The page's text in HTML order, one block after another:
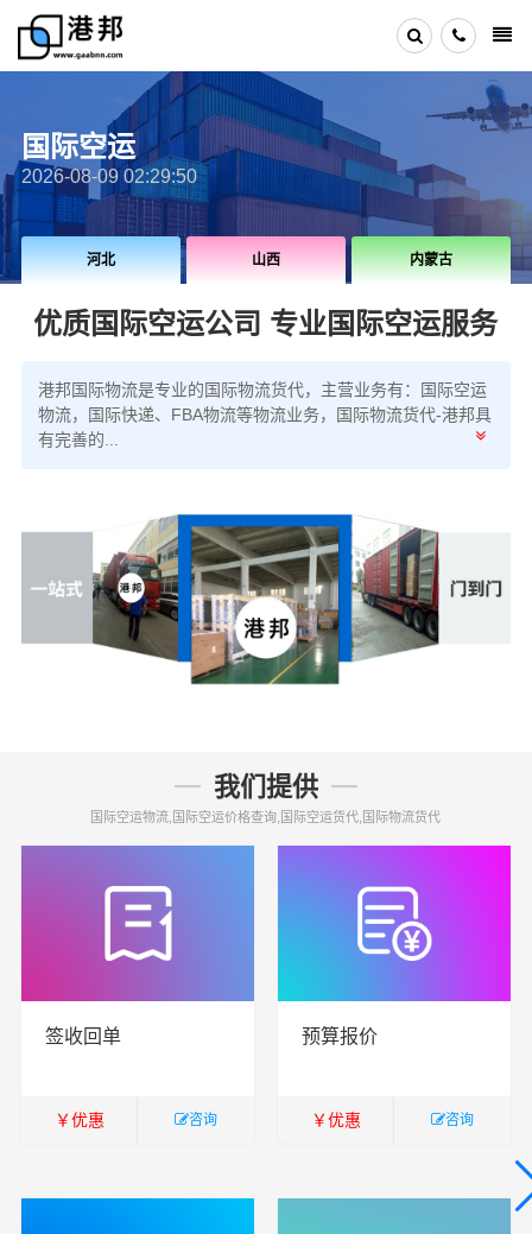
国际空运
2026-08-09 02:29:50
山西 内蒙古 辽宁
优质国际空运公司 专业国际空运服务
港邦国际物流是专业的国际物流货代，主营业务有：国际空运
物流，国际快递、FBA物流等物流业务，国际物流货代-港邦具
有完善的...
我们提供
国际空运物流,国际空运价格查询,国际空运货代,国际物流货代
签收回单
￥优惠 咨询
预算报价
￥优惠 咨询